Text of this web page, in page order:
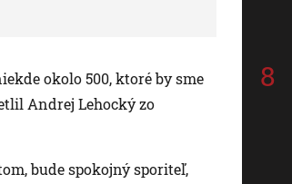
okolo 500, ktoré by sme
Andrej Lehocký zo
bude spokojný sporiteľ,